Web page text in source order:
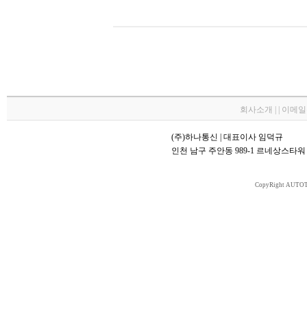
회사소개 | | 이메
(주)하나통신 | 대표이사 임덕규
인천 남구 주안동 989-1 르네상스타
CopyRight